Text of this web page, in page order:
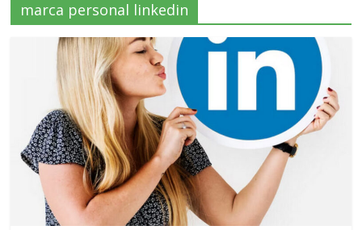
marca personal linkedin